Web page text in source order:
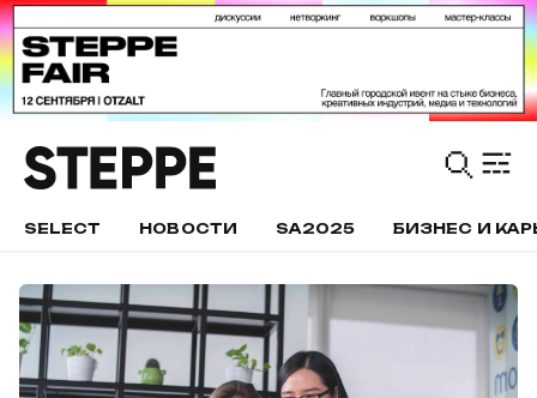
SELECT НОВОСТИ SA2025 БИЗНЕС И